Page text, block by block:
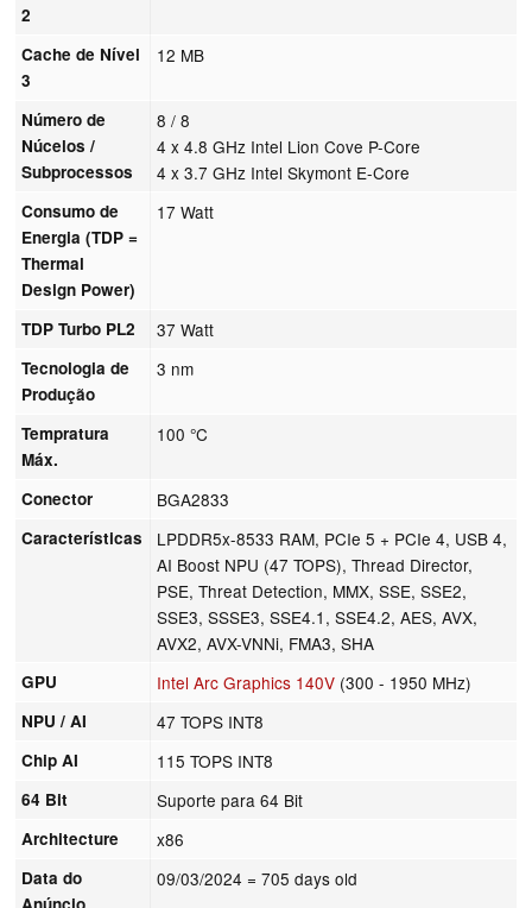
2
Cache de Nível
3
12 MB
Número de
Núcelos /
Subprocessos
8 / 8
4 x 4.8 GHz Intel Lion Cove P-Core
4 x 3.7 GHz Intel Skymont E-Core
Consumo de
Energia (TDP =
Thermal
Design Power)
17 Watt
TDP Turbo PL2 37 Watt
Tecnologia de
Produção
3 nm
Tempratura
Máx.
100 °C
Conector BGA2833
Características
LPDDR5x-8533 RAM, PCIe 5 + PCIe 4, USB 4,
AI Boost NPU (47 TOPS), Thread Director,
PSE, Threat Detection, MMX, SSE, SSE2,
SSE3, SSSE3, SSE4.1, SSE4.2, AES, AVX,
AVX2, AVX-VNNi, FMA3, SHA
GPU Intel Arc Graphics 140V (300 - 1950 MHz)
NPU / AI 47 TOPS INT8
Chip AI 115 TOPS INT8
64 Bit Suporte para 64 Bit
Architecture x86
Data do
09/03/2024 = 705 days old